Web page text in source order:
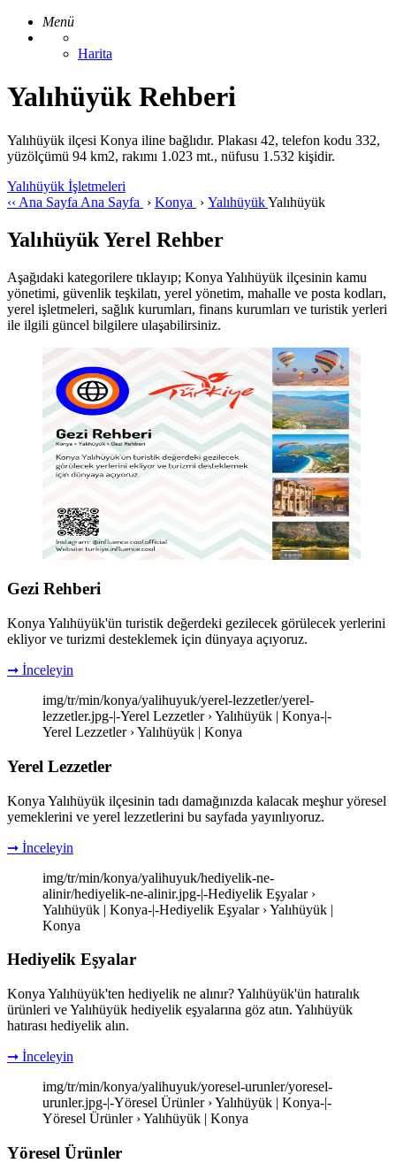
Menü
Harita
Yalıhüyük Rehberi
Yalıhüyük ilçesi Konya iline bağlıdır. Plakası 42, telefon kodu 332,
yüzölçümü 94 km2, rakımı 1.023 mt., nüfusu 1.532 kişidir.
Yalıhüyük İşletmeleri
‹‹ Ana Sayfa Ana Sayfa › Konya › YalıhüyükYalıhüyük
Yalıhüyük Yerel Rehber
Aşağıdaki kategorilere tıklayıp; Konya Yalıhüyük ilçesinin kamu
yönetimi, güvenlik teşkilatı, yerel yönetim, mahalle ve posta kodları,
yerel işletmeleri, sağlık kurumları, finans kurumları ve turistik yerleri
ile ilgili güncel bilgilere ulaşabilirsiniz.
Gezi Rehberi
Konya Yalıhüyük'ün turistik değerdeki gezilecek görülecek yerlerini
ekliyor ve turizmi desteklemek için dünyaya açıyoruz.
➞ İnceleyin
img/tr/min/konya/yalihuyuk/yerel-lezzetler/yerel-
lezzetler.jpg-|-Yerel Lezzetler › Yalıhüyük | Konya-|-
Yerel Lezzetler › Yalıhüyük | Konya
Yerel Lezzetler
Konya Yalıhüyük ilçesinin tadı damağınızda kalacak meşhur yöresel
yemeklerini ve yerel lezzetlerini bu sayfada yayınlıyoruz.
➞ İnceleyin
img/tr/min/konya/yalihuyuk/hediyelik-ne-
alinir/hediyelik-ne-alinir.jpg-|-Hediyelik Eşyalar ›
Yalıhüyük | Konya-|-Hediyelik Eşyalar › Yalıhüyük |
Konya
Hediyelik Eşyalar
Konya Yalıhüyük'ten hediyelik ne alınır? Yalıhüyük'ün hatıralık
ürünleri ve Yalıhüyük hediyelik eşyalarına göz atın. Yalıhüyük
hatırası hediyelik alın.
➞ İnceleyin
img/tr/min/konya/yalihuyuk/yoresel-urunler/yoresel-
urunler.jpg-|-Yöresel Ürünler › Yalıhüyük | Konya-|-
Yöresel Ürünler › Yalıhüyük | Konya
Yöresel Ürünler